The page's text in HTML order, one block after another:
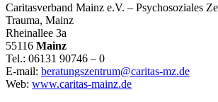
Caritasverband Mainz e.V. – Psychosoziales
Trauma, Mainz
Rheinallee 3a
55116 Mainz
Tel.: 06131 90746 – 0
E-mail: beratungszentrum@caritas-mz.de
Web: www.caritas-mainz.de